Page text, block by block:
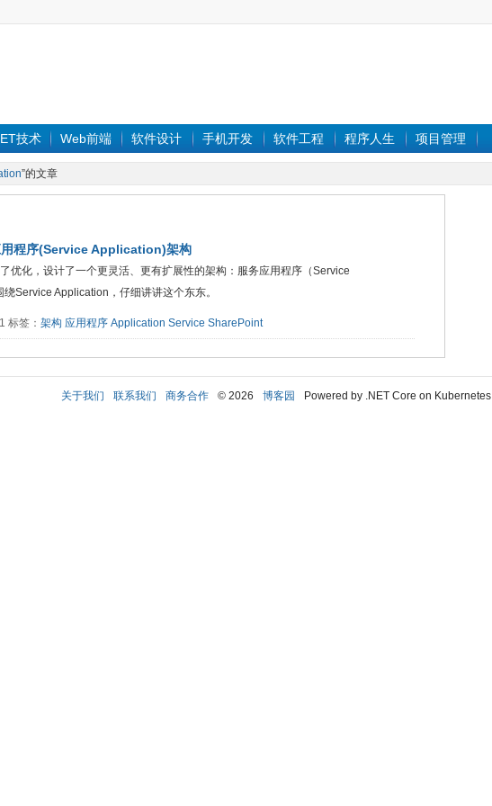
技术 Web前端 软件设计 手机开发 软件工程 程序人生 项目管理
”的文章
程序(Service Application)架构
优化，设计了一个更灵活、更有扩展性的架构：服务应用程序（Service
Service Application，仔细讲讲这个东东。
标签： 架构 应用程序 Application Service SharePoint
关于我们 联系我们 商务合作 © 2026 博客园 Powered by .NET Core on Kubernetes